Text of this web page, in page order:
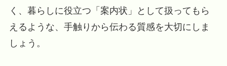
く、暮らしに役立つ「案内状」として扱ってもら
えるような、手触りから伝わる質感を大切にしま
しょう。